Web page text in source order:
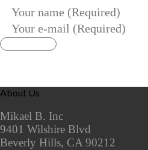
About Us
Mikael B. Inc
9401 Wilshire Blvd
Beverly Hills, CA 90212